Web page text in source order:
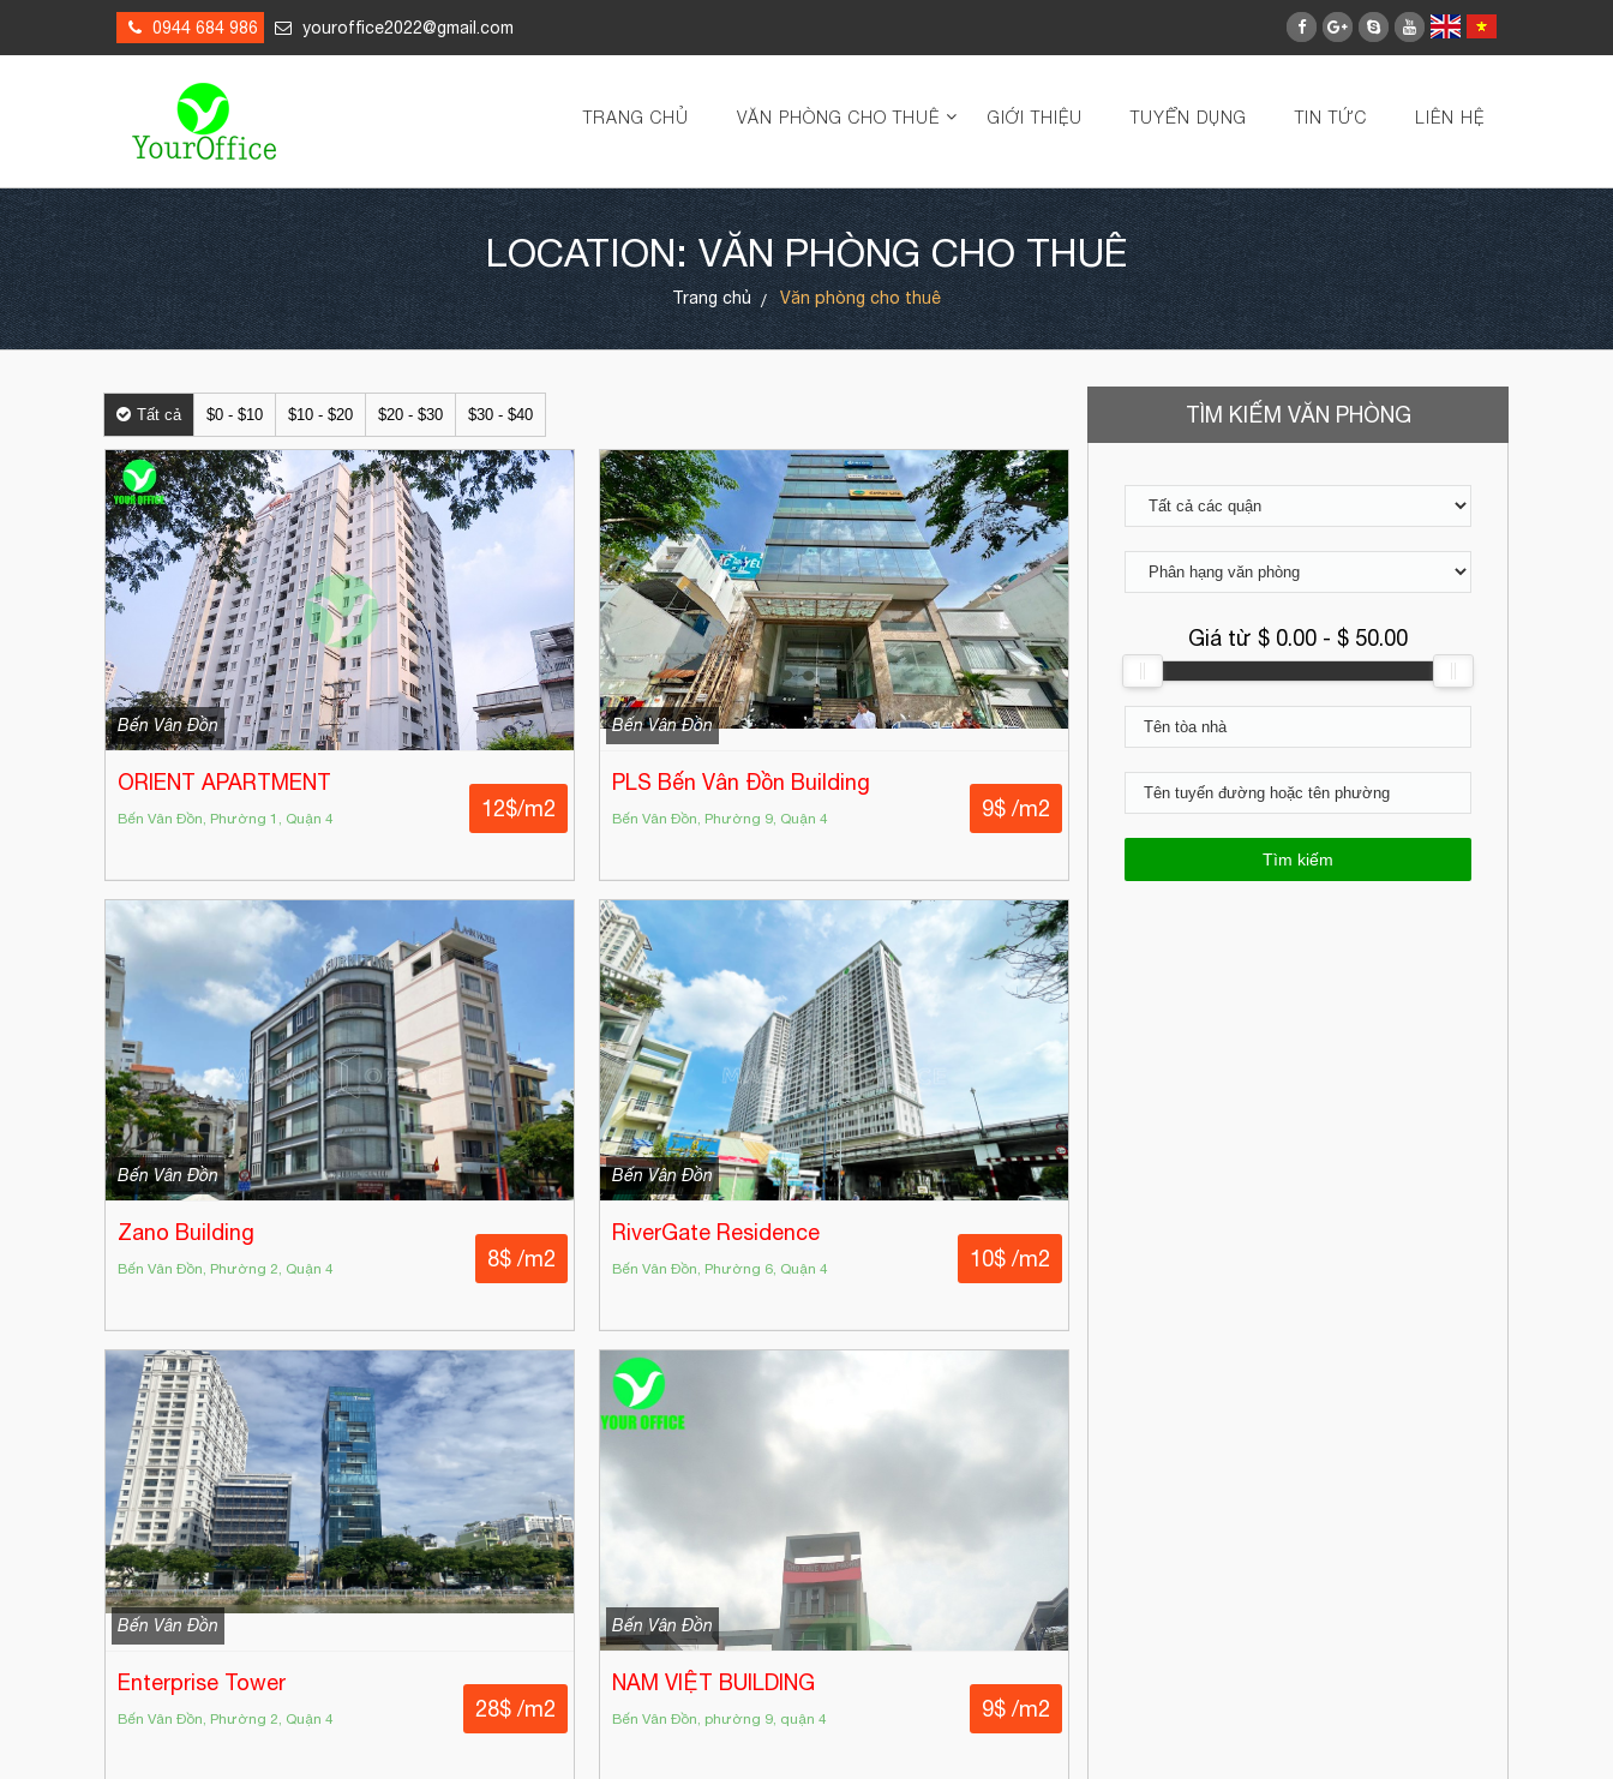
0944 684 986 youroffice2022@gmail.com
TRANG CHỦ VĂN PHÒNG CHO THUÊ GIỚI THIỆU TUYỂN DỤNG TIN TỨC LIÊN HỆ
LOCATION: VĂN PHÒNG CHO THUÊ
Trang chủ Văn phòng cho thuê
TÌM KIẾM VĂN PHÒNG
Giá từ $ 0.00 - $ 50.00
Tất cả $0 - $10 $10 - $20 $20 - $30 $30 - $40
Bến Vân Đồn
ORIENT APARTMENT
Bến Vân Đồn, Phường 1, Quận 4 12$/m2
Bến Vân Đồn
PLS Bến Vân Đồn Building
Bến Vân Đồn, Phường 9, Quận 4 9$ /m2
Bến Vân Đồn
Zano Building
Bến Vân Đồn, Phường 2, Quận 4 8$ /m2
Bến Vân Đồn
RiverGate Residence
Bến Vân Đồn, Phường 6, Quận 4 10$ /m2
Bến Vân Đồn
Enterprise Tower
Bến Vân Đồn, Phường 2, Quận 4 28$ /m2
Bến Vân Đồn
NAM VIỆT BUILDING
Bến Vân Đồn, phường 9, quận 4 9$ /m2